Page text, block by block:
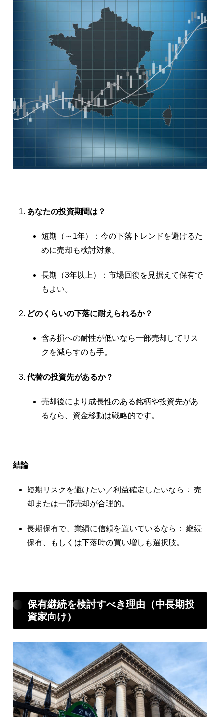
あなたの投資期間は？
短期（～1年）：今の下落トレンドを避けるた
めに売却も検討対象。
長期（3年以上）：市場回復を見据えて保有で
もよい。
どのくらいの下落に耐えられるか？
含み損への耐性が低いなら一部売却してリス
クを減らすのも手。
代替の投資先があるか？
売却後により成長性のある銘柄や投資先があ
るなら、資金移動は戦略的です。
結論
短期リスクを避けたい／利益確定したいなら： 売
却または一部売却が合理的。
長期保有で、業績に信頼を置いているなら： 継続
保有、もしくは下落時の買い増しも選択肢。
保有継続を検討すべき理由（中長期投
資家向け）